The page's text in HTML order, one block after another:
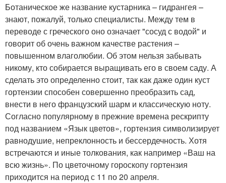
Ботаническое же название кустарника – гидрангея –
знают, пожалуй, только специалисты. Между тем в
переводе с греческого оно означает "сосуд с водой" и
говорит об очень важном качестве растения –
повышенном влаголюбии. Об этом нельзя забывать
никому, кто собирается выращивать его в своем саду. А
сделать это определенно стоит, так как даже один куст
гортензии способен совершенно преобразить сад,
внести в него французский шарм и классическую ноту.
Согласно популярному в прежние времена рескрипту
под названием «Язык цветов», гортензия символизирует
равнодушие, непреклонность и бессердечность. Хотя
встречаются и иные толкования, как например «Ваш на
всю жизнь». По цветочному гороскопу гортензия
приходится на период с 11 по 20 апреля.